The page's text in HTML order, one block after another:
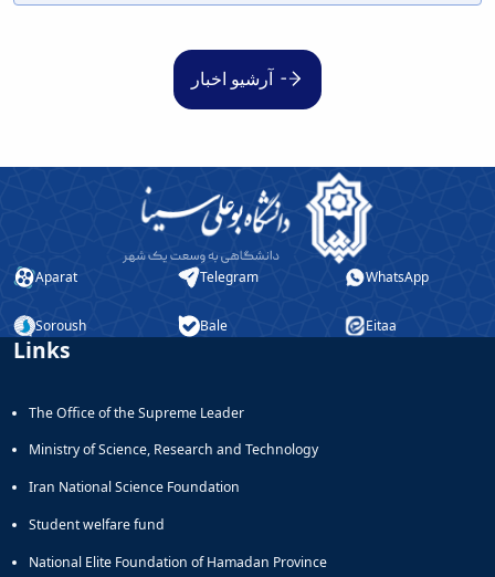
آرشیو اخبار
Aparat Telegram WhatsApp
Soroush Bale Eitaa
Links
The Office of the Supreme Leader
Ministry of Science, Research and Technology
Iran National Science Foundation
Student welfare fund
National Elite Foundation of Hamadan Province